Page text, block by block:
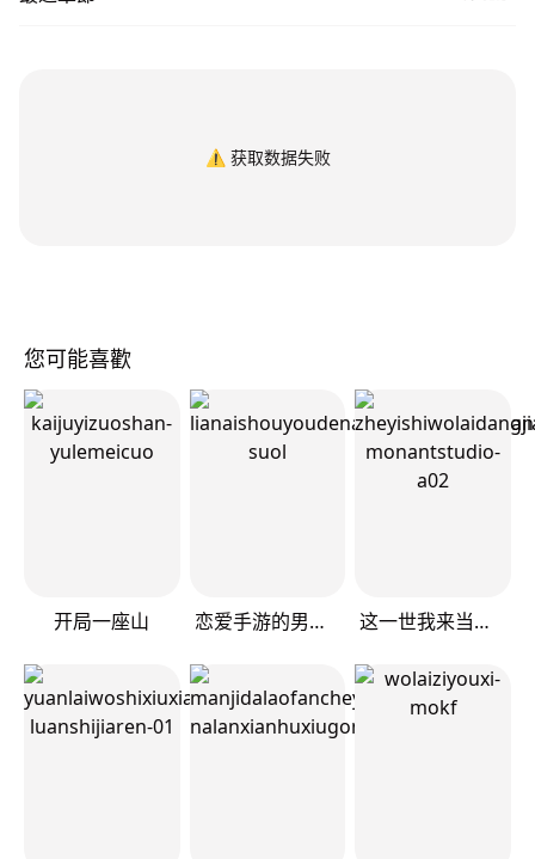
⚠️ 获取数据失败
您可能喜歡
开局一座山 恋爱手游的男主都很危险 这一世我来当家主